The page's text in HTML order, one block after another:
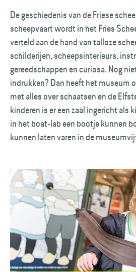
De geschiedenis van de Friese
scheepvaart wordt in het Fries
verteld aan de hand van talloze
schilderijen, scheepsinterieurs,
gereedschappen en curiosa. Nog
indrukken? Dan heeft het museum
met alles over schaatsen en de
kinderen is er een zaal ingericht als
in het boat-lab een bootje kunnen
kunnen laten varen in de